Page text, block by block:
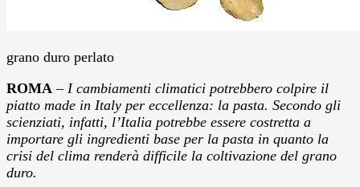
grano duro perlato
ROMA –I cambiamenti climatici potrebbero colpire il
piatto made in Italy per eccellenza: la pasta. Secondo gli
scienziati, infatti, l’Italia potrebbe essere costretta a
importare gli ingredienti base per la pasta in quanto la
crisi del clima renderà difficile la coltivazione del grano
duro.